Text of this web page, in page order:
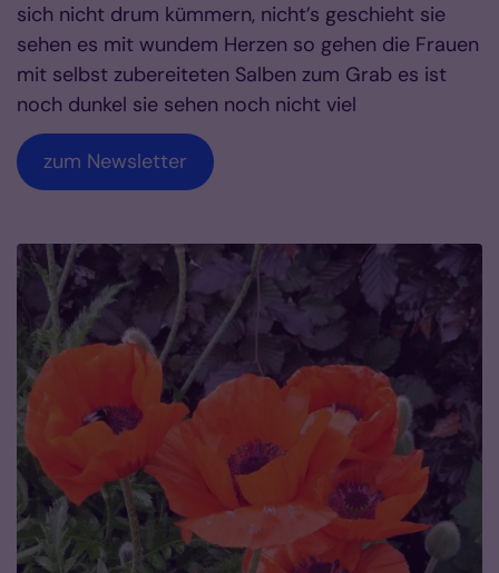
sich nicht drum kümmern, nicht’s geschieht sie
sehen es mit wundem Herzen so gehen die Frauen
mit selbst zubereiteten Salben zum Grab es ist
noch dunkel sie sehen noch nicht viel
zum Newsletter